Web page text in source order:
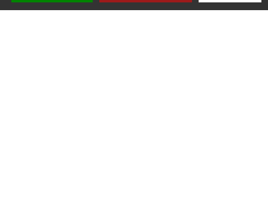
Lien vers les HORAIRES et CONTACTS